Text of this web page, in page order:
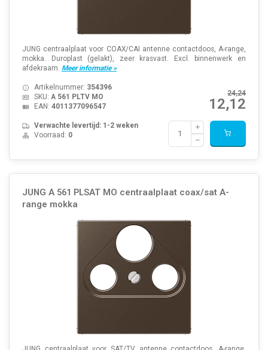
JUNG centraalplaat voor COAX/CAI antenne contactdoos, A-range,
mokka. Duroplast (gelakt), zeer krasvast. Excl. binnenwerk en
afdekraam. Meer informatie »
24,24
12,12
Artikelnummer: 354396
SKU: A 561 PLTV MO
EAN: 4011377096547
Verwachte levertijd: 1-2 weken
Voorraad: 0
JUNG A 561 PLSAT MO centraalplaat coax/sat A-
range mokka